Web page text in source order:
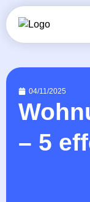
04/11/2025
– 5